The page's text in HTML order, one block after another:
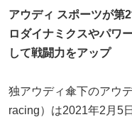
アウディ スポーツが第
ロダイナミクスやパワ
して戦闘力をアップ
独アウディ傘下のアウ
racing）は2021年2月5